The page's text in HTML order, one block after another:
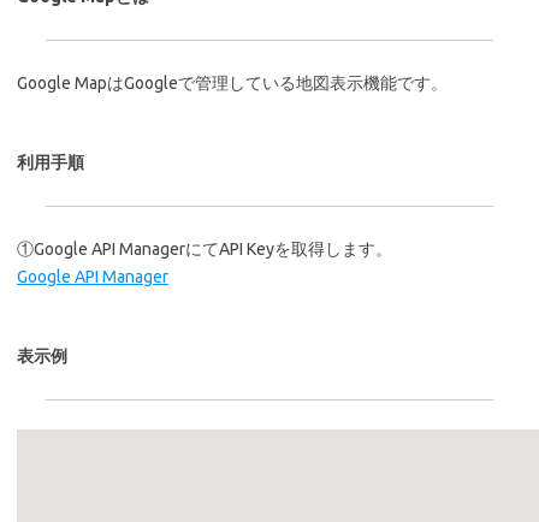
Google MapはGoogleで管理している地図表示機能です。
利用手順
①Google API ManagerにてAPI Keyを取得します。
Google API Manager
表示例